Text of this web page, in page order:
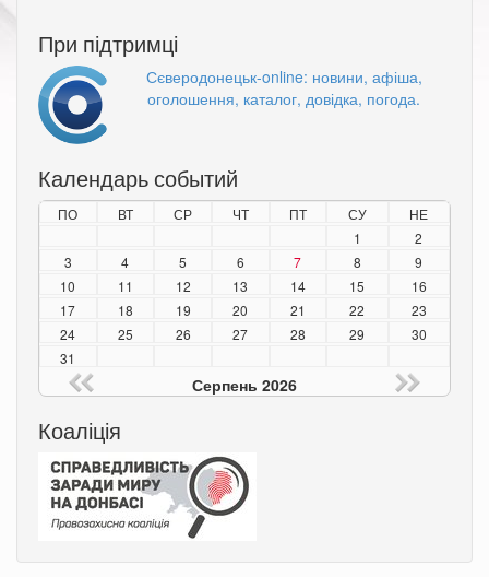
При підтримці
Сєверодонецьк-online: новини, афіша,
оголошення, каталог, довідка, погода.
Календарь событий
ПО ВТ СР ЧТ ПТ СУ
НЕ
1
2
3
4 5 6 7 8
9
10
11 12 13 14 15
16
17
18 19 20 21 22
23
24
25 26 27 28 29
30
31
Серпень 2026
Коаліція